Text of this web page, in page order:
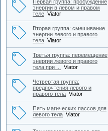
Первая группа: пробуждение
энергии в левом и правом
теле Viator
Вторая группа: смешивание
энергии левого и правого
тела Viator
Третья группа: перемещение
энергии левого и правого
тела при ...
Viator
Четвертая группа:
предпочтения левого и
правого тела Viator
Пять магических пассов для
левого тела Viator